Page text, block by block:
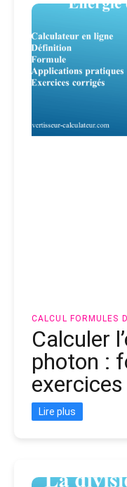
CALCUL FORMULES
Calculer
photon :
exercices
Lire plus